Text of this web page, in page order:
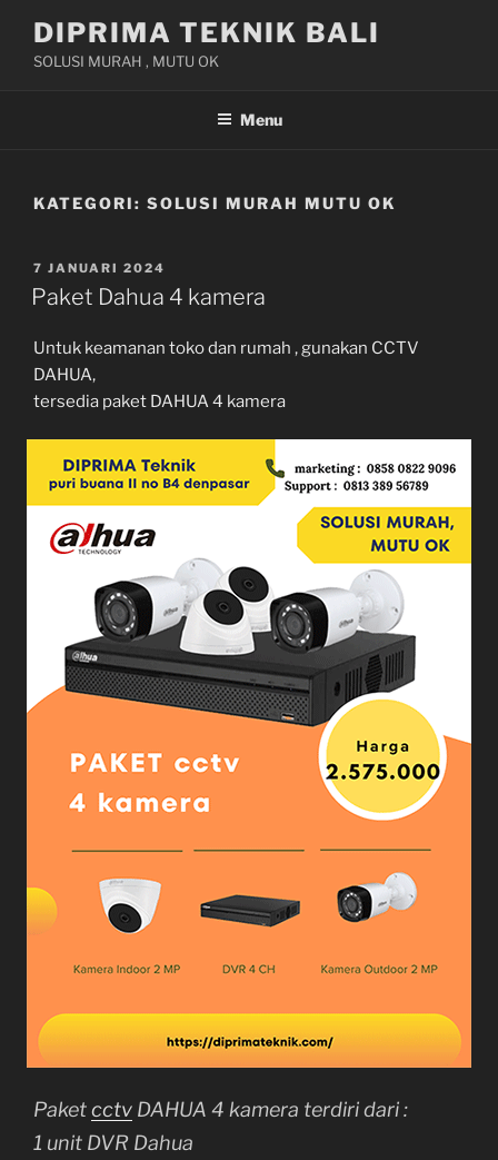
content
DIPRIMA TEKNIK BALI
SOLUSI MURAH , MUTU OK
Menu
KATEGORI: SOLUSI MURAH MUTU OK
POSTED
ON
7 JANUARI 2024
Paket Dahua 4 kamera
Untuk keamanan toko dan rumah , gunakan CCTV
DAHUA,
tersedia paket DAHUA 4 kamera
Paketcctv DAHUA 4 kamera terdiri dari :
1 unit DVR Dahua